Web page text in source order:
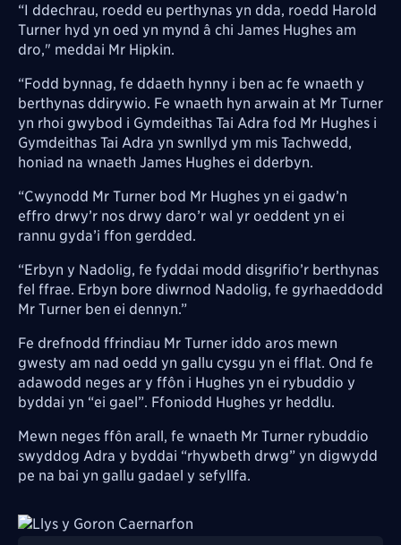
“I ddechrau, roedd eu perthynas yn dda, roedd Harold
Turner hyd yn oed yn mynd â chi James Hughes am
dro," meddai Mr Hipkin.
“Fodd bynnag, fe ddaeth hynny i ben ac fe wnaeth y
berthynas ddirywio. Fe wnaeth hyn arwain at Mr Turner
yn rhoi gwybod i Gymdeithas Tai Adra fod Mr Hughes i
Gymdeithas Tai Adra yn swnllyd ym mis Tachwedd,
honiad na wnaeth James Hughes ei dderbyn.
“Cwynodd Mr Turner bod Mr Hughes yn ei gadw’n
effro drwy’r nos drwy daro’r wal yr oeddent yn ei
rannu gyda’i ffon gerdded.
“Erbyn y Nadolig, fe fyddai modd disgrifio’r berthynas
fel ffrae. Erbyn bore diwrnod Nadolig, fe gyrhaeddodd
Mr Turner ben ei dennyn.”
Fe drefnodd ffrindiau Mr Turner iddo aros mewn
gwesty am nad oedd yn gallu cysgu yn ei fflat. Ond fe
adawodd neges ar y ffôn i Hughes yn ei rybuddio y
byddai yn “ei gael”. Ffoniodd Hughes yr heddlu.
Mewn neges ffôn arall, fe wnaeth Mr Turner rybuddio
swyddog Adra y byddai “rhywbeth drwg” yn digwydd
pe na bai yn gallu gadael y sefyllfa.
Image